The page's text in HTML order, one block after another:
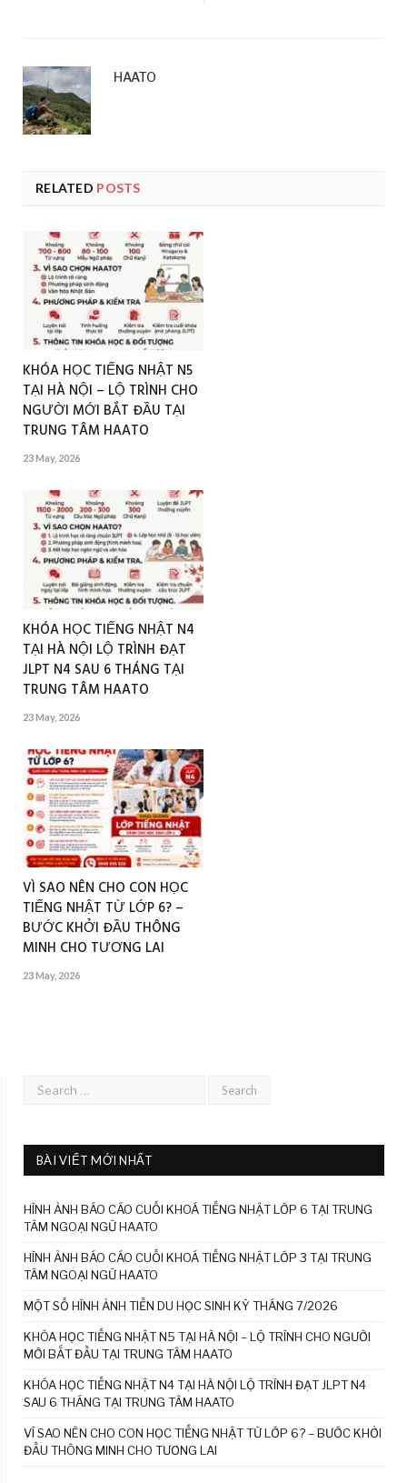
HAATO
RELATED POSTS
KHÓA HỌC TIẾNG NHẬT N5
TẠI HÀ NỘI – LỘ TRÌNH CHO
NGƯỜI MỚI BẮT ĐẦU TẠI
TRUNG TÂM HAATO
23 May, 2026
KHÓA HỌC TIẾNG NHẬT N4
TẠI HÀ NỘI LỘ TRÌNH ĐẠT
JLPT N4 SAU 6 THÁNG TẠI
TRUNG TÂM HAATO
23 May, 2026
VÌ SAO NÊN CHO CON HỌC
TIẾNG NHẬT TỪ LỚP 6? –
BƯỚC KHỞI ĐẦU THÔNG
MINH CHO TƯƠNG LAI
23 May, 2026
BÀI VIẾT MỚI NHẤT
HÌNH ẢNH BÁO CÁO CUỐI KHOÁ TIẾNG NHẬT LỚP 6 TẠI TRUNG
TÂM NGOẠI NGỮ HAATO
HÌNH ẢNH BÁO CÁO CUỐI KHOÁ TIẾNG NHẬT LỚP 3 TẠI TRUNG
TÂM NGOẠI NGỮ HAATO
MỘT SỐ HÌNH ẢNH TIỄN DU HỌC SINH KỲ THÁNG 7/2026
KHÓA HỌC TIẾNG NHẬT N5 TẠI HÀ NỘI – LỘ TRÌNH CHO NGƯỜI
MỚI BẮT ĐẦU TẠI TRUNG TÂM HAATO
KHÓA HỌC TIẾNG NHẬT N4 TẠI HÀ NỘI LỘ TRÌNH ĐẠT JLPT N4
SAU 6 THÁNG TẠI TRUNG TÂM HAATO
VÌ SAO NÊN CHO CON HỌC TIẾNG NHẬT TỪ LỚP 6? – BƯỚC KHỞI
ĐẦU THÔNG MINH CHO TƯƠNG LAI